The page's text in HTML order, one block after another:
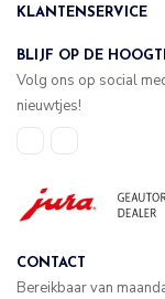
KLANTENSERVICE
BLIJF OP DE
Volg ons op social
nieuwtjes!
CONTACT
Bereikbaar van